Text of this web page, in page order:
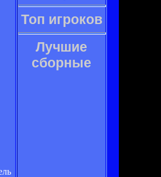
Топ игроков
Лучшие
сборные